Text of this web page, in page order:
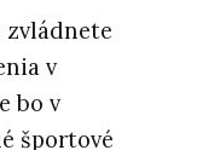
zvládnete
v
bo v
športové